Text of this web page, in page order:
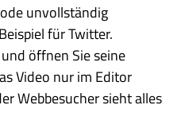
unvollständig
für Twitter.
öffnen Sie seine
Video nur im Editor
Webbesucher sieht alles